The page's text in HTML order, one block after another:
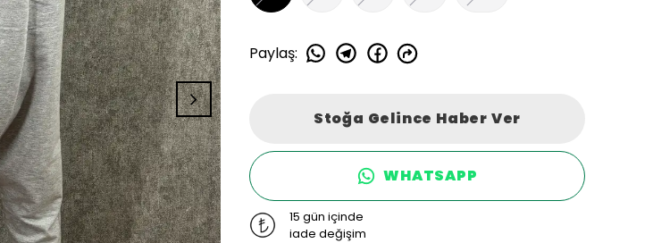
Paylaş:
Stoğa Gelince Haber Ver
WHATSAPP
15 gün içinde
iade değişim